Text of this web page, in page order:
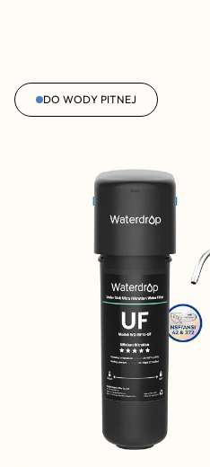
DO WODY PITNEJ